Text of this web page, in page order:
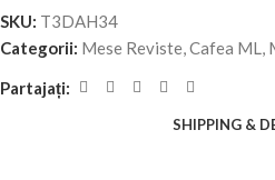
SKU: T3DAH34
Categorii: Mese Reviste, Cafea ML,
Partajați:
SHIPPING &